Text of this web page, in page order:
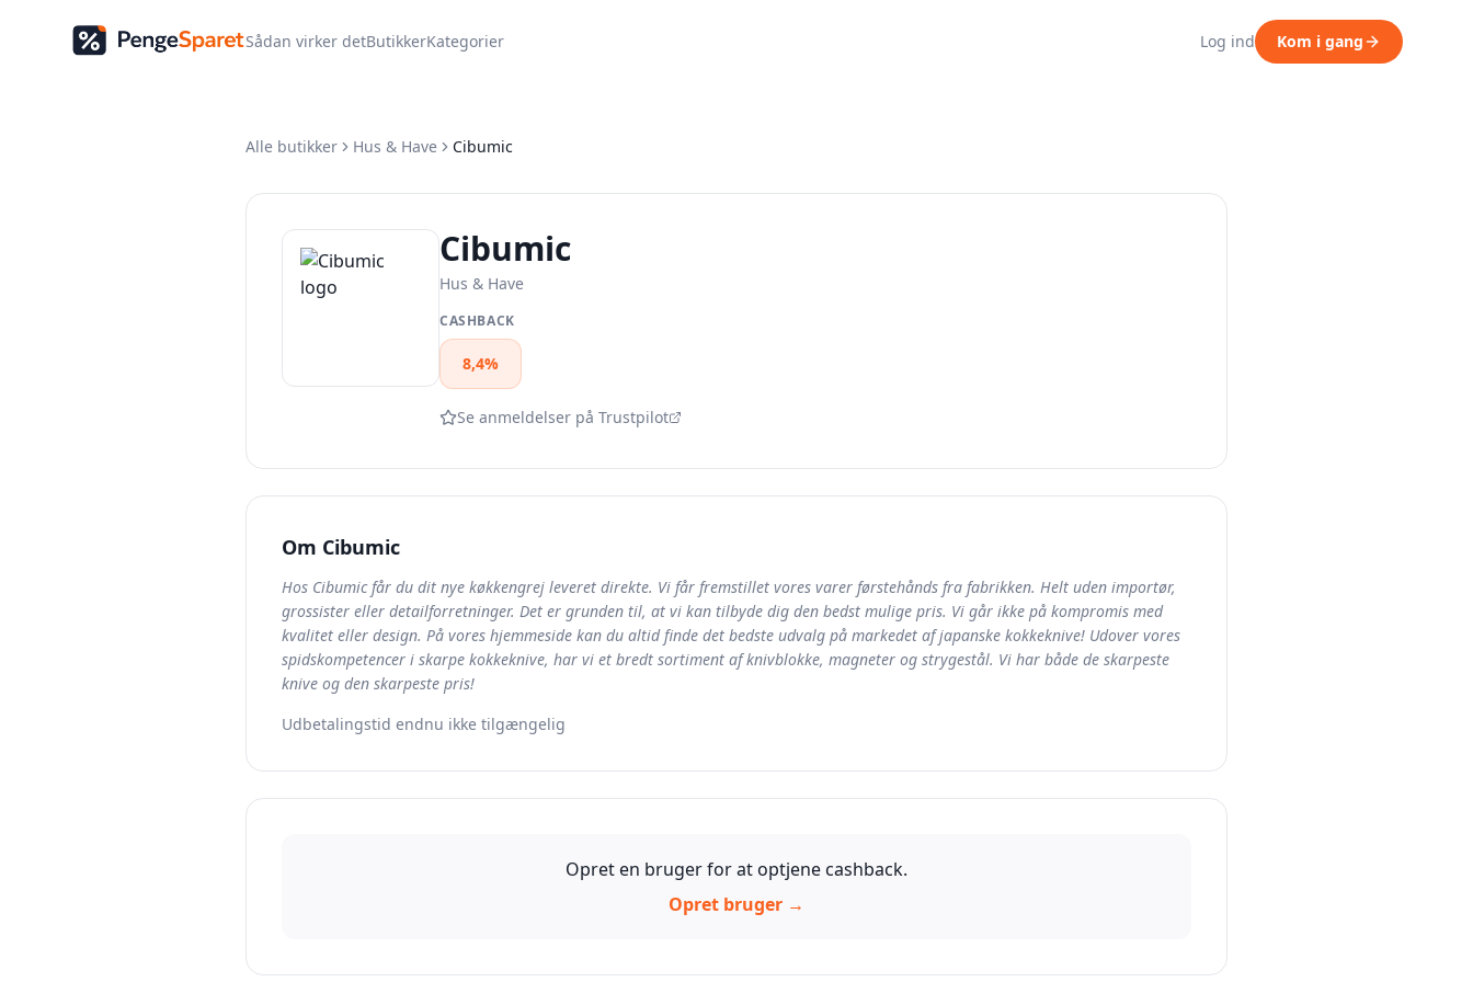
Sådan virker detButikkerKategorier Log ind Kom i gang
Alle butikker Hus & Have Cibumic
Cibumic
Hus & Have
CASHBACK
8,4%
Se anmeldelser på Trustpilot
Om Cibumic
Hos Cibumic får du dit nye køkkengrej leveret direkte. Vi får fremstillet vores varer førstehånds fra fabrikken. Helt uden importør,
grossister eller detailforretninger. Det er grunden til, at vi kan tilbyde dig den bedst mulige pris. Vi går ikke på kompromis med
kvalitet eller design. På vores hjemmeside kan du altid finde det bedste udvalg på markedet af japanske kokkeknive! Udover vores
spidskompetencer i skarpe kokkeknive, har vi et bredt sortiment af knivblokke, magneter og strygestål. Vi har både de skarpeste
knive og den skarpeste pris!
Udbetalingstid endnu ikke tilgængelig
Opret en bruger for at optjene cashback.
Opret bruger →